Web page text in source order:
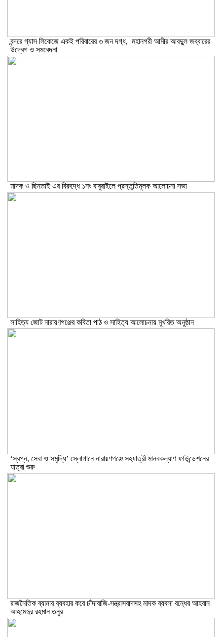
বন্দরে গ্যাস লিকেজে একই পরিবারের ৩ জন দগ্ধ, মহানগরী আমীর আবদুুল জব্বারের
উদ্বেগ ও সমবেদনা
মাদক ও ছিনতাই এর বিরুদ্ধে ১নং বাবুরাইলে প্রস্তুতিমূলক আলোচনা সভা
সাহিত্য জোট নারায়ণগঞ্জের কবিতা পাঠ ও সাহিত্য আলোচনায় মুখরিত অনুষ্ঠান
‘স্বপ্ন, সেবা ও সমৃদ্ধি’ স্লোগানে নারায়ণগঞ্জে সহযাত্রী মানবকল্যাণ ফাউন্ডেশনের
যাত্রা শুরু
রাজনৈতিক ব্যানার ব্যবহার করে চাঁদাবাজি-সন্ত্রাসবাদসহ মাদক ব্যবসা বন্ধের আহবান
আহমেদুর রহমান তনুর